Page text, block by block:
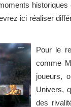
ici réaliser
Pour le
comme
joueurs,
Univers,
des